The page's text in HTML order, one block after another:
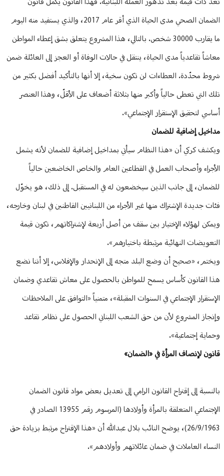
تعد ذات قيمة بعد تدهور العملة اللبنانية. فهذا القانون يكمّل قانون
الضمان الصحي مدى الحياة الذي أقر عام 2017، والذي يستفيد منه اليوم
ما يقارب 30000 شخص. بالتالي، هذا المشروع يتعلق بشق إعطاء المواطن
معاشاً تقاعدياً مدى الحياة، ينتقل في حالات الوفاة أو العجز إلى العائلة ضمن
شروط محدّدة. العطاءات لن تكون سخية، إلا أنها بالتأكيد أفضل بكثير من
تلك التي تعطى حالياً وأكبر منها بثلاثة أضعاف على الأقلّ، وهذا العنصر
أساسي لتحقيق الإستقرار الإجتماعي».
مداخيل إضافية للضمان
ويكشف كركي أن «هذا النظام سيأتي بمداخيل إضافية للضمان لأنه يشمل
الأجراء وأصحاب العمل في القطاعين العام والخاص الخاضعين حالياً
للضمان، إلى جانب الذين سيخضعون له في المستقبل. إلى ذلك، هو يخوّل
فئات جديدة الإشتراك منها غير الأجراء من اللبنانيين القاطنين في لبنان وخارجه،
ويمكن لهؤلاء الإختيار بين سقف من أصل أربعة لإشتراكاتهم، تكون قيمة
التعويضات النهائية مرتبطة باختيارهم».
ويختم، «صحيح أن وضع البلد متجه إلى الإنحدار والإفلاس، إلا أننا نضع
هذا القانون كأساس يسمح للمواطن بالحصول على معاش تقاعدي وضمان
الإستقرار الإجتماعي في السنوات المقبلة»، متمنياً «التوافق على الملاحظات
وإنجاز المشروع لأن من حق الشعب اللبناني الحصول على نظام تقاعد
وحماية إجتماعية».
قانون لإنصاف المرأة في «الضمان»
بالنسبة إلى إقتراح القانون الرامي إلى تعديل بعض مواد قانون الضمان
الإجتماعي المتعلقة بالمرأة وأولادها (المرسوم رقم 13955 الصادر في
26/9/1963)، يوضح النائب بلال عبدالله أن «هذا الإقتراح مرتبط بزيادة حق
النساء العاملات في ضمان عائلاتهم وأولادهم».